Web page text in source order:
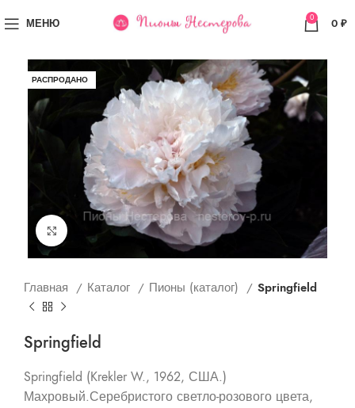
МЕНЮ 0 0 ₽
РАСПРОДАНО
Увеличить
Главная Каталог Пионы (каталог) Springfield
Springfield
Springfield (Krekler W., 1962, США.)
Махровый.Серебристого светло-розового цвета,